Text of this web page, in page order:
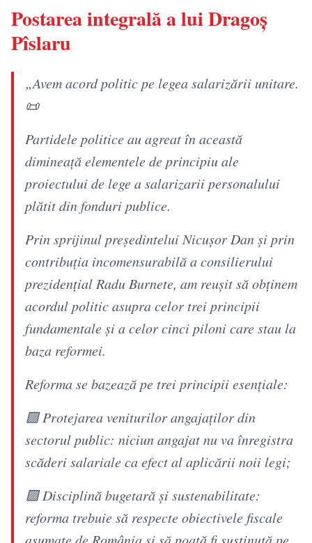
Postarea integrală a lui Dragoș
Pîslaru
„Avem acord politic pe legea salarizării unitare.
📜
Partidele politice au agreat în această
dimineață elementele de principiu ale
proiectului de lege a salarizarii personalului
plătit din fonduri publice.
Prin sprijinul președintelui Nicușor Dan și prin
contribuția incomensurabilă a consilierului
prezidențial Radu Burnete, am reușit să obținem
acordul politic asupra celor trei principii
fundamentale și a celor cinci piloni care stau la
baza reformei.
Reforma se bazează pe trei principii esențiale:
🟩 Protejarea veniturilor angajaților din
sectorul public: niciun angajat nu va înregistra
scăderi salariale ca efect al aplicării noii legi;
🟩 Disciplină bugetară și sustenabilitate:
reforma trebuie să respecte obiectivele fiscale